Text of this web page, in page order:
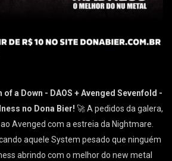
a Down - DAOS + Avenged Sevenfold -
no Dona Bier! 🚀 A pedidos da galera,
Avenged com a estreia da Nightmare.
aquele System pesado que ninguém
abrindo com o melhor do new metal